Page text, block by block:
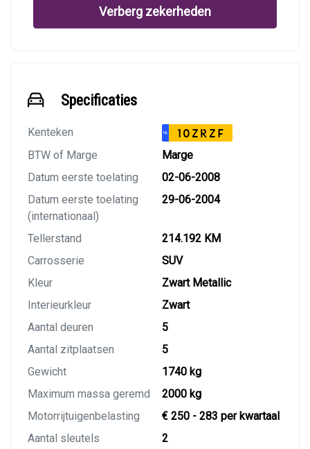
Verberg zekerheden
Specificaties
Kenteken NL 10ZRZF
BTW of Marge
Marge
Datum eerste toelating
02-06-2008
Datum eerste toelating
(internationaal)
29-06-2004
Tellerstand
214.192 KM
Carrosserie
SUV
Kleur
Zwart Metallic
Interieurkleur
Zwart
Aantal deuren
5
Aantal zitplaatsen
5
Gewicht
1740 kg
Maximum massa geremd
2000 kg
Motorrijtuigenbelasting
€ 250 - 283 per kwartaal
Aantal sleutels
2